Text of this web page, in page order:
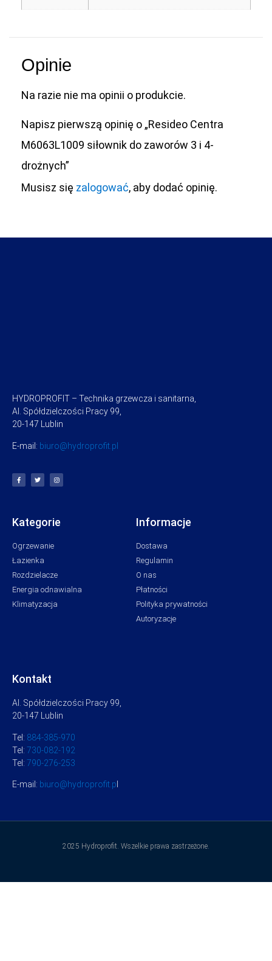
Opinie
Na razie nie ma opinii o produkcie.
Napisz pierwszą opinię o „Resideo Centra
M6063L1009 siłownik do zaworów 3 i 4-
drożnych”
Musisz się zalogować, aby dodać opinię.
HYDROPROFIT – Technika grzewcza i sanitarna,
Al. Spółdzielczości Pracy 99,
20-147 Lublin
E-mail: biuro@hydroprofit.pl
Kategorie
Ogrzewanie
Łazienka
Rozdzielacze
Energia odnawialna
Klimatyzacja
Informacje
Dostawa
Regulamin
O nas
Płatności
Polityka prywatności
Autoryzacje
Kontakt
Al. Spółdzielczości Pracy 99,
20-147 Lublin
Tel: 884-385-970
Tel: 730-082-192
Tel: 790-276-253
E-mail: biuro@hydroprofit.p
2025 Hydroprofit. Wszelkie prawa zastrzeżone.